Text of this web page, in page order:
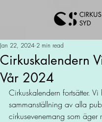
Cirkuskalendern
Vår 2024
Jan 22, 2024 2 min read
Cirkuskalendern fortsätter.
sammanställning av alla
cirkusevenemang som äger